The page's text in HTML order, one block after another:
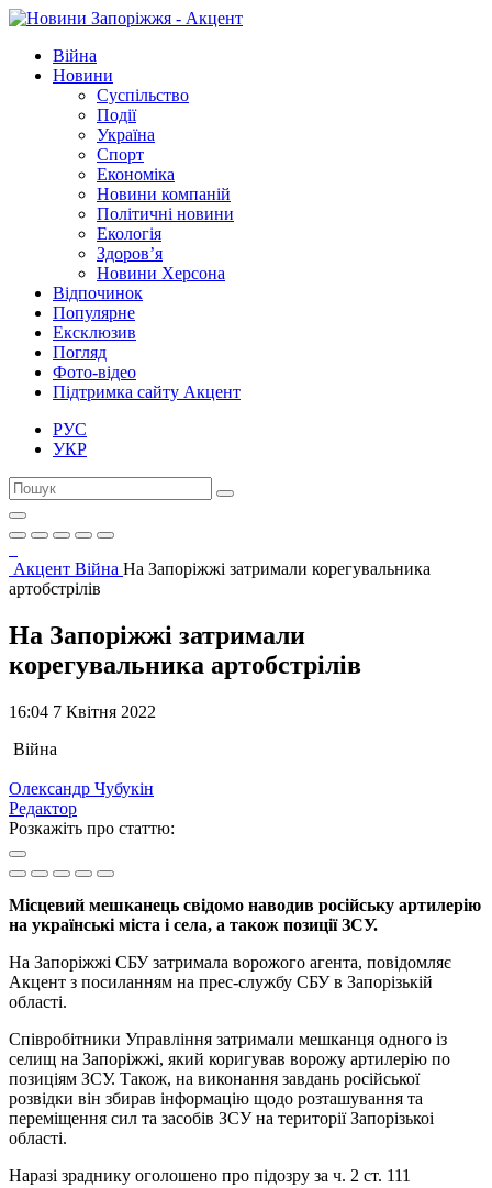
Війна
Новини
Суспільство
Події
Україна
Спорт
Економіка
Новини компаній
Політичні новини
Екологія
Здоров’я
Новини Херсона
Відпочинок
Популярне
Ексклюзив
Погляд
Фото-відео
Підтримка сайту Акцент
РУС
УКР
Акцент Війна На Запоріжжі затримали корегувальника
артобстрілів
На Запоріжжі затримали
корегувальника артобстрілів
16:04 7 Квітня 2022
Війна
Олександр Чубукін
Редактор
Розкажіть про статтю:
Місцевий мешканець свідомо наводив російську артилерію
на українські міста і села, а також позиції ЗСУ.
На Запоріжжі СБУ затримала ворожого агента, повідомляє
Акцент з посиланням на прес-службу СБУ в Запорізькій
області.
Співробітники Управління затримали мешканця одного із
селищ на Запоріжжі, який коригував ворожу артилерію по
позиціям ЗСУ. Також, на виконання завдань російської
розвідки він збирав інформацію щодо розташування та
переміщення сил та засобів ЗСУ на території Запорізькоі
області.
Наразі зраднику оголошено про підозру за ч. 2 ст. 111